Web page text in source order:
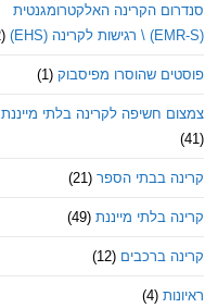
סנדרום הקרינה האלקטרומגנטית
(EMR-S) \ רגישות לקרינה (EHS)
(62)
פוסטים שהוסרו מפיסבוק (1)
צמצום חשיפה לקרינה בלתי מייננת
(41)
קרינה בבתי הספר (21)
קרינה בלתי מייננת (49)
קרינה ברכבים (12)
ראיונות (4)